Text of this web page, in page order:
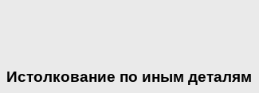
Истолкование по иным деталям